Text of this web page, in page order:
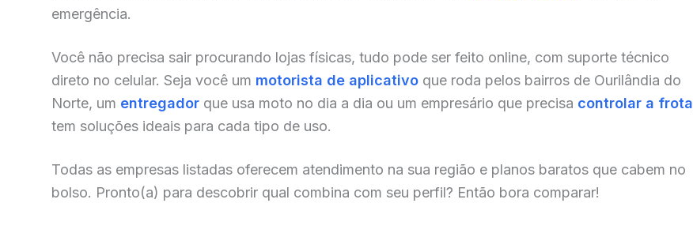
emergência.
Você não precisa sair procurando lojas físicas, tudo pode ser feito online, com suporte técnico
direto no celular. Seja você um motorista de aplicativo que roda pelos bairros de Ourilândia do
Norte, um entregador que usa moto no dia a dia ou um empresário que precisa controlar a frota
tem soluções ideais para cada tipo de uso.
Todas as empresas listadas oferecem atendimento na sua região e planos baratos que cabem no
bolso. Pronto(a) para descobrir qual combina com seu perfil? Então bora comparar!